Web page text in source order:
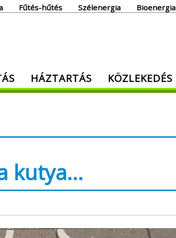
Fűtés-hűtés Szélenergia Bioenergia
energia!HÁZTARTÁS KÖZLEKEDÉS
kutya…